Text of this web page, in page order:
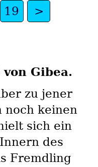
19 >
Gibea.
zu jener
noch keinen
sich ein
des
Fremdling